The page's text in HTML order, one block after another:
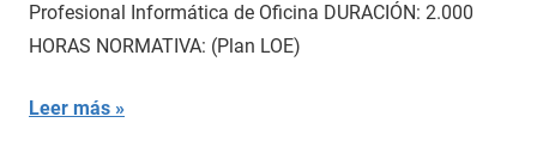
Profesional Informática de Oficina DURACIÓN: 2.000
HORAS NORMATIVA: (Plan LOE)
Leer más